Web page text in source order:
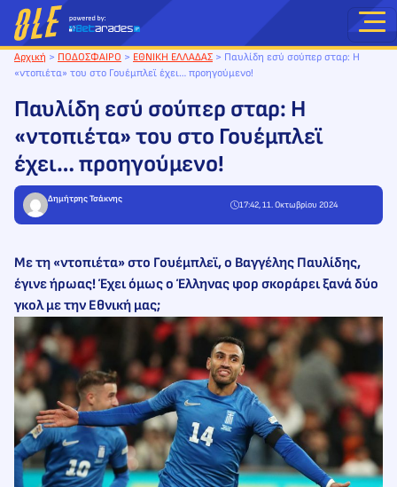
Μετάβαση
στο
περιεχόμενο
Αρχική > ΠΟΔΟΣΦΑΙΡΟ > ΕΘΝΙΚΗ ΕΛΛΑΔΑΣ > Παυλίδη εσύ σούπερ σταρ: Η
«ντοπιέτα» του στο Γουέμπλεϊ έχει… προηγούμενο!
Παυλίδη εσύ σούπερ σταρ: Η
«ντοπιέτα» του στο Γουέμπλεϊ
έχει… προηγούμενο!
Δημήτρης Τσάκνης
17:42, 11. Οκτωβρίου 2024
Με τη «ντοπιέτα» στο Γουέμπλεϊ, ο Βαγγέλης Παυλίδης,
έγινε ήρωας! Έχει όμως ο Έλληνας φορ σκοράρει ξανά δύο
γκολ με την Εθνική μας;